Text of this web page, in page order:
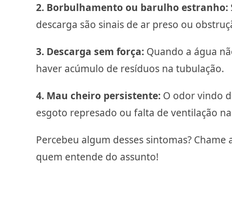
2. Borbulhamento ou barulho estranho:
descarga são sinais de ar preso ou
3. Descarga sem força: Quando a água
haver acúmulo de resíduos na tubulação.
4. Mau cheiro persistente: O odor vindo
esgoto represado ou falta de ventilação
Percebeu algum desses sintomas? Chame
quem entende do assunto!